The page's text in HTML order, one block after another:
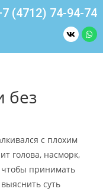
(4712) 74-94-74
без
с плохим
голова, насморк,
чтобы принимать
суть